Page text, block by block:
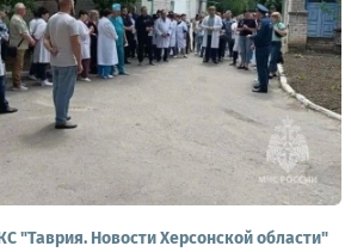
"Таврия. Новости Херсонской области"